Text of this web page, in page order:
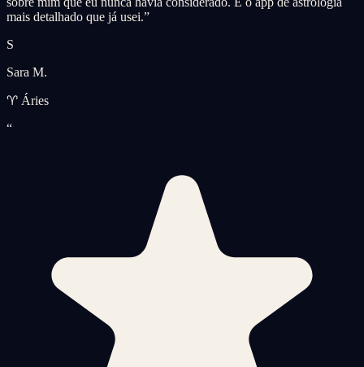
mais detalhado que já usei.”
S
Sara M.
♈ Áries
“